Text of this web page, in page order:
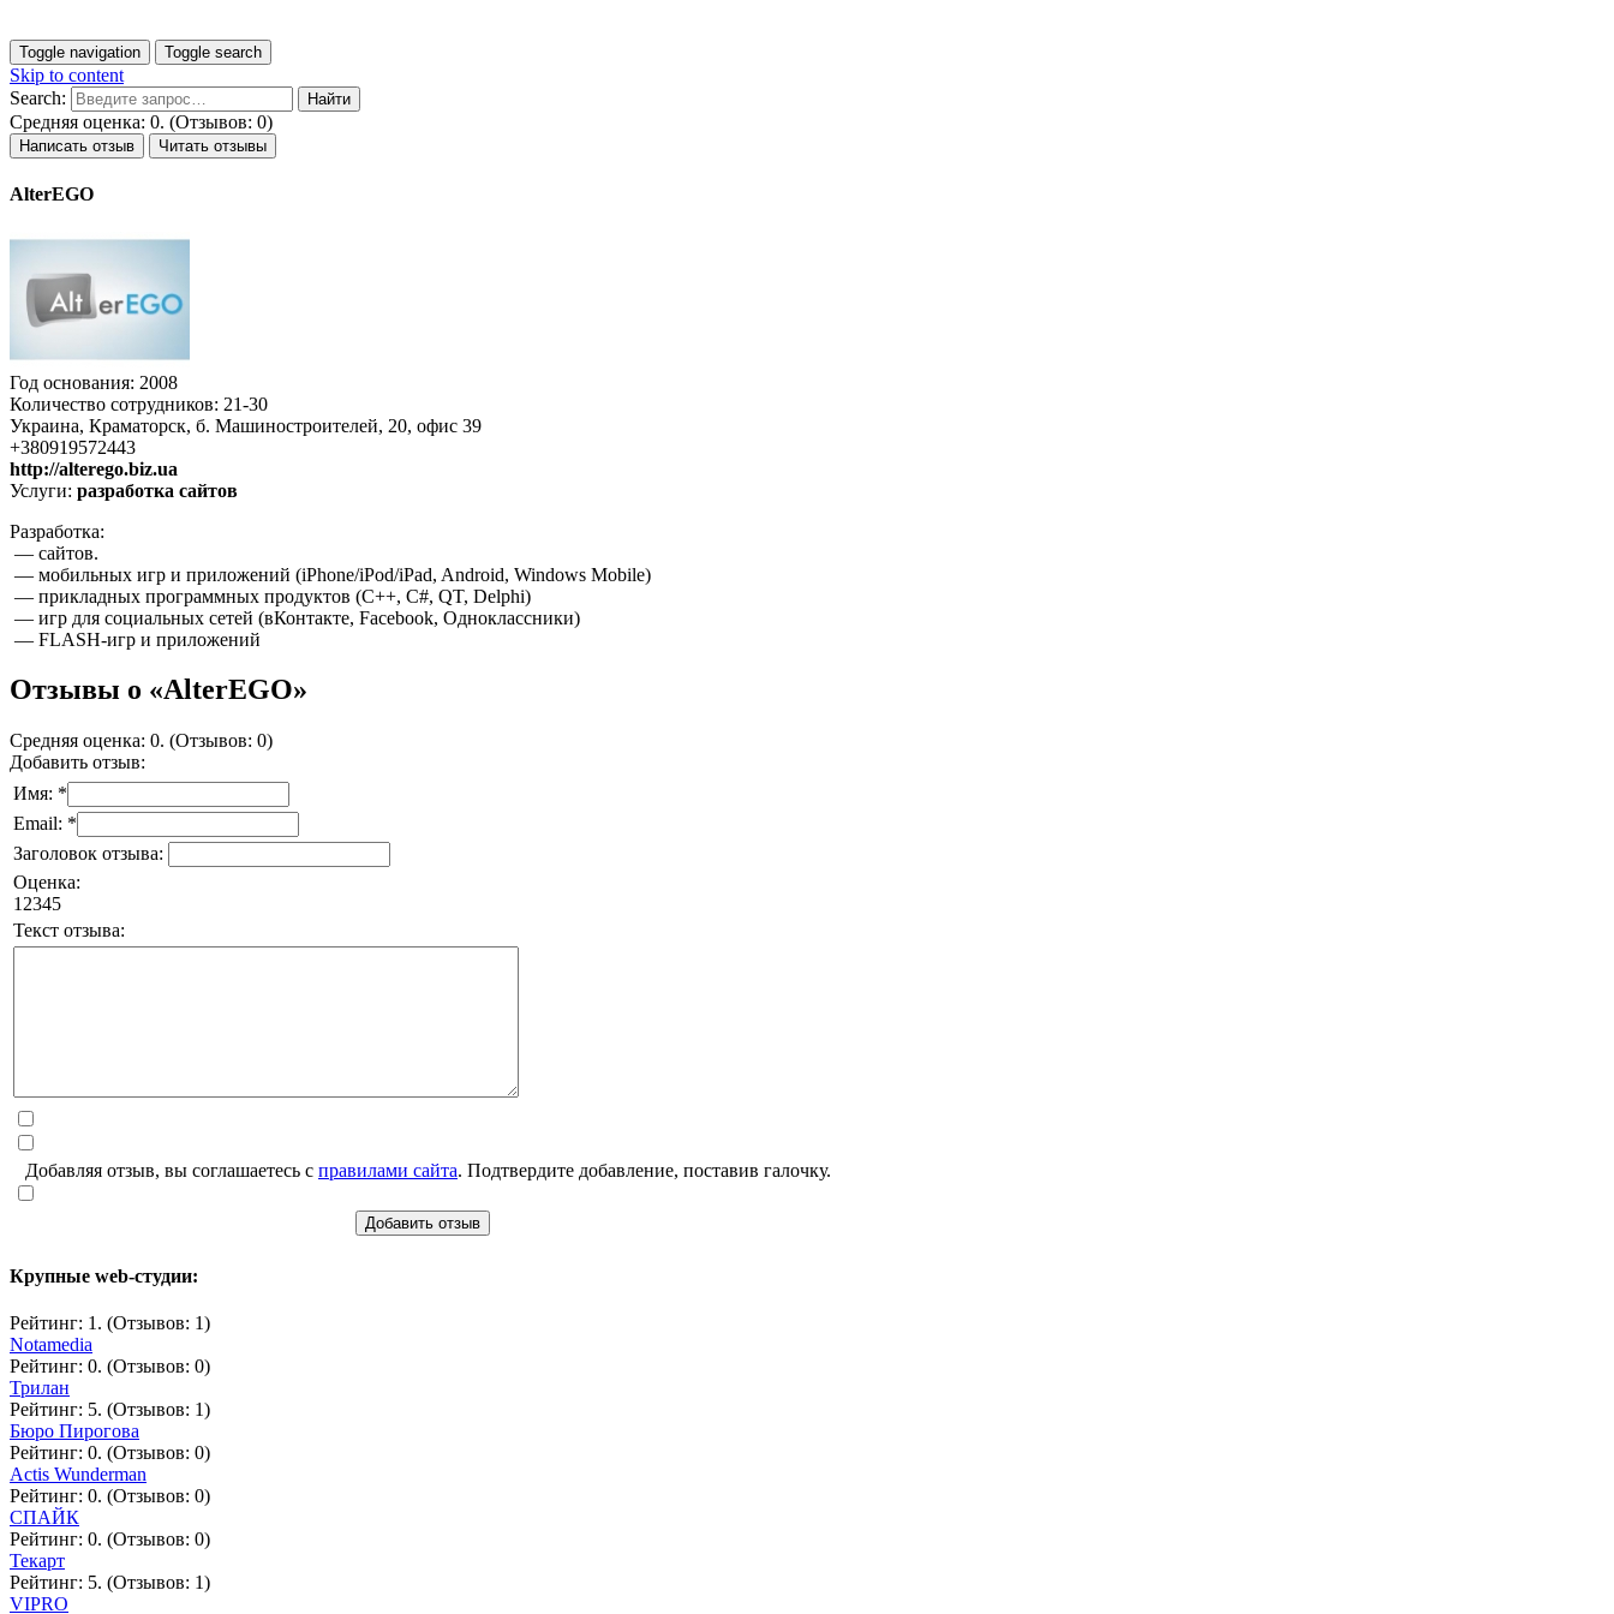
Toggle navigation Toggle search
Skip to content
Search:
Средняя оценка: 0. (Отзывов: 0)
Написать отзыв Читать отзывы
AlterEGO
Год основания: 2008
Количество сотрудников: 21-30
Украина, Краматорск, б. Машиностроителей, 20, офис 39
+380919572443
http://alterego.biz.ua
Услуги: разработка сайтов
Разработка:
— сайтов.
— мобильных игр и приложений (iPhone/iPod/iPad, Android, Windows Mobile)
— прикладных программных продуктов (C++, C#, QT, Delphi)
— игр для социальных сетей (вКонтакте, Facebook, Одноклассники)
— FLASH-игр и приложений
Отзывы о «AlterEGO»
Средняя оценка: 0. (Отзывов: 0)
Добавить отзыв:
Имя: *
Email: *
Заголовок отзыва:
Оценка:
1 2345
Текст отзыва:
Добавляя отзыв, вы соглашаетесь с правилами сайта. Подтвердите добавление, поставив галочку.
Добавить отзыв
Крупные web-студии:
Рейтинг: 1. (Отзывов: 1)
Notamedia
Рейтинг: 0. (Отзывов: 0)
Трилан
Рейтинг: 5. (Отзывов: 1)
Бюро Пирогова
Рейтинг: 0. (Отзывов: 0)
Actis Wunderman
Рейтинг: 0. (Отзывов: 0)
СПАЙК
Рейтинг: 0. (Отзывов: 0)
Текарт
Рейтинг: 5. (Отзывов: 1)
VIPRO